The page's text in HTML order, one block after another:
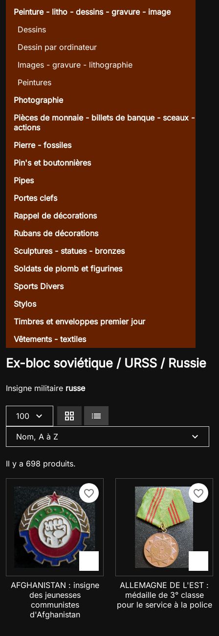
Peinture - litho - dessins - gravure - image
Dessins
Dessin par ordinateur
Images - gravure - lithographie
Peintures
Photographie
Pièces de monnaie - billets de banque - sceaux -
actions
Pierre - fossiles
Pin's et boutonnières
Pipes
Portes clefs
Rappel de décorations
Rubans de décorations
Sculptures - statues - bronzes
Soldats de plomb et figurines
Sports Divers
Stylos
Timbres et enveloppes premier jour
Vêtements - textiles
Ex-bloc soviétique / URSS / Russie
Insigne militaire russe
Il y a 698 produits.
Nom, A à Z expand_more
100 expand_more grid_view lists
favorite_border
AFGHANISTAN : insigne
des jeunesses
communistes
d'Afghanistan
favorite_border
ALLEMAGNE DE L'EST :
médaille de 3° classe
pour le service à la police